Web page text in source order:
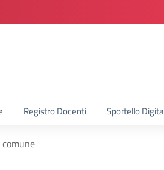
Registro Docenti Sportello